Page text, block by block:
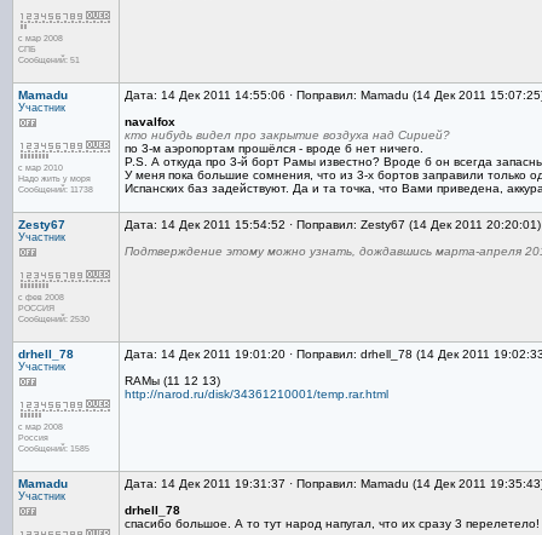
с мар 2008
СПБ
Сообщений: 51
Mamadu
Участник
с мар 2010
Надо жить у моря
Сообщений: 11738
Дата: 14 Дек 2011 14:55:06 · Поправил: Mamadu (14 Дек 2011
navalfox
кто нибудь видел про закрытие воздуха над Сирией?
по 3-м аэропортам прошёлся - вроде б нет ничего.
P.S. А откуда про 3-й борт Рамы известно? Вроде б он всегда
У меня пока большие сомнения, что из 3-х бортов заправили только
Испанских баз задействуют. Да и та точка, что Вами приведена,
Zesty67
Участник
с фев 2008
РОССИЯ
Сообщений: 2530
Дата: 14 Дек 2011 15:54:52 · Поправил: Zesty67 (14 Дек 2011
Подтверждение этому можно узнать, дождавшись марта-апреля
drhell_78
Участник
с мар 2008
Россия
Сообщений: 1585
Дата: 14 Дек 2011 19:01:20 · Поправил: drhell_78 (14 Дек 2011
RAMы (11 12 13)
http://narod.ru/disk/34361210001/temp.rar.html
Mamadu
Участник
Дата: 14 Дек 2011 19:31:37 · Поправил: Mamadu (14 Дек 2011
drhell_78
спасибо большое. А то тут народ напугал, что их сразу 3